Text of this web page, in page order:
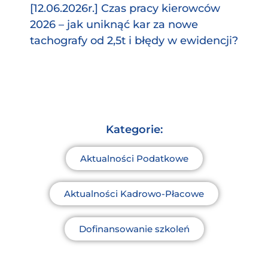
[12.06.2026r.] Czas pracy kierowców
2026 – jak uniknąć kar za nowe
tachografy od 2,5t i błędy w ewidencji?
Kategorie:
Aktualności Podatkowe
Aktualności Kadrowo-Płacowe
Dofinansowanie szkoleń